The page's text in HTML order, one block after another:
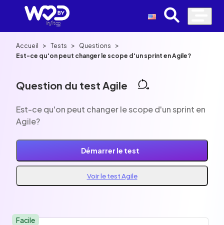
Accueil > Tests > Questions >
Est-ce qu'on peut changer le scope d'un sprint en Agile?
Question du test Agile
Est-ce qu'on peut changer le scope d'un sprint en
Agile?
Démarrer le test
Voir le test Agile
Facile